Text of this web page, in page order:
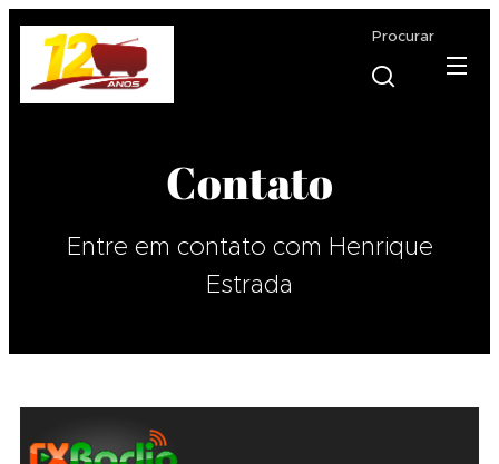
Procurar
Contato
Entre em contato com Henrique
Estrada